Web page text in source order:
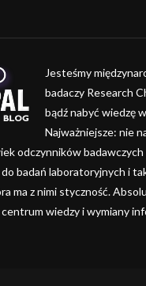
Jesteśmy
badaczy Research
bądź nabyć wiedzę
Najważniejsze: nie
odczynników
do badań laboratoryjnych i
ma z nimi styczność.
centrum wiedzy i wymiany